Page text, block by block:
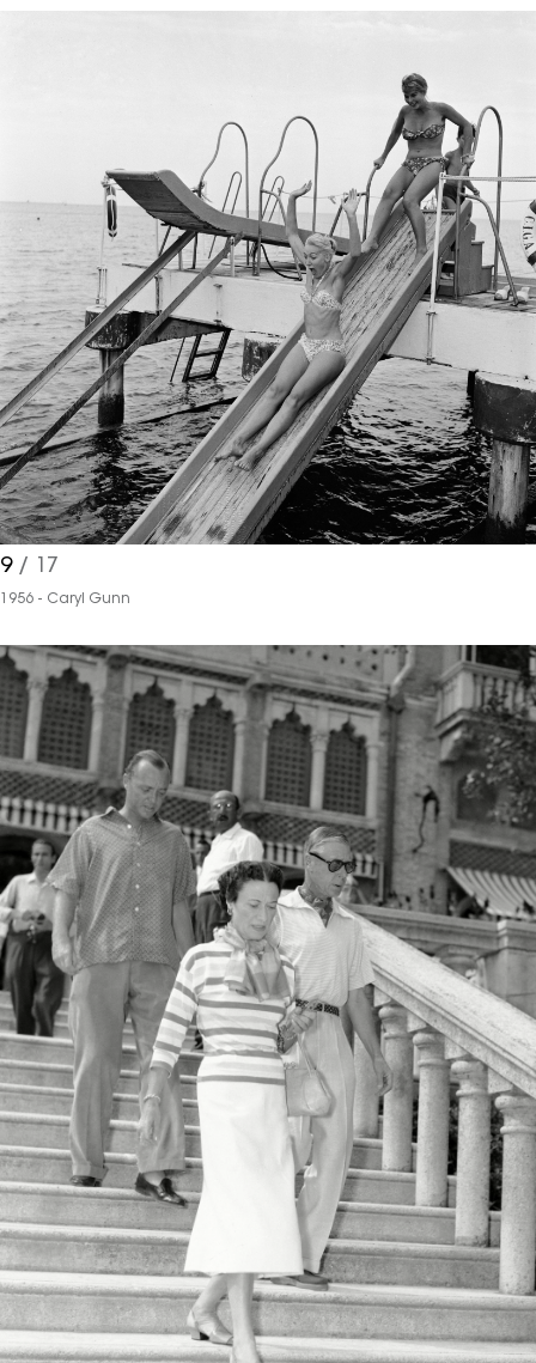
Haftalık E-Bülten
Moda dünyasında neler oluyor? Yeni
fikirler, öne çıkan koleksiyonlar, en
vogue trendler, ünlülerden güzelllik
sırları ve en popüler partilerden
haberdar olmak için haftalık e-
9/ 17
1956 - Caryl Gunn